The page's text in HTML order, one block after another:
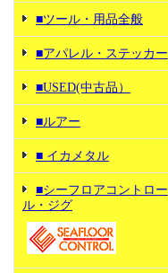
■ツール・用品全般
■アパレル・ステッカー
■USED(中古品）
■ルアー
■ イカメタル
■シーフロアコントロー
ル・ジグ